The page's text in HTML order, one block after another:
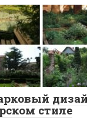
стиле